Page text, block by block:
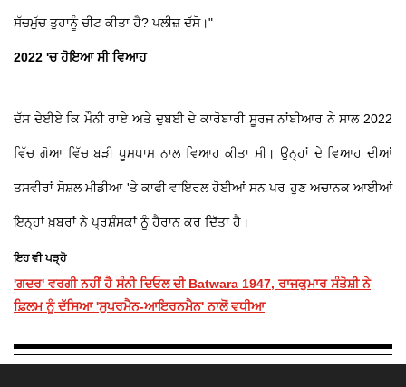
ਸੱਚਮੁੱਚ ਤੁਹਾਨੂੰ ਚੀਟ ਕੀਤਾ ਹੈ? ਪਲੀਜ਼ ਦੱਸੋ।"
2022 'ਚ ਹੋਇਆ ਸੀ ਵਿਆਹ
ਦੱਸ ਦੇਈਏ ਕਿ ਮੌਨੀ ਰਾਏ ਅਤੇ ਦੁਬਈ ਦੇ ਕਾਰੋਬਾਰੀ ਸੂਰਜ ਨਾਂਬੀਆਰ ਨੇ ਸਾਲ 2022
ਵਿੱਚ ਗੋਆ ਵਿੱਚ ਬੜੀ ਧੂਮਧਾਮ ਨਾਲ ਵਿਆਹ ਕੀਤਾ ਸੀ। ਉਨ੍ਹਾਂ ਦੇ ਵਿਆਹ ਦੀਆਂ
ਤਸਵੀਰਾਂ ਸੋਸ਼ਲ ਮੀਡੀਆ 'ਤੇ ਕਾਫੀ ਵਾਇਰਲ ਹੋਈਆਂ ਸਨ ਪਰ ਹੁਣ ਅਚਾਨਕ ਆਈਆਂ
ਇਨ੍ਹਾਂ ਖ਼ਬਰਾਂ ਨੇ ਪ੍ਰਸ਼ੰਸਕਾਂ ਨੂੰ ਹੈਰਾਨ ਕਰ ਦਿੱਤਾ ਹੈ।
ਇਹ ਵੀ ਪੜ੍ਹੋ
'ਗਦਰ' ਵਰਗੀ ਨਹੀਂ ਹੈ ਸੰਨੀ ਦਿਓਲ ਦੀ Batwara 1947, ਰਾਜਕੁਮਾਰ ਸੰਤੋਸ਼ੀ ਨੇ
ਫ਼ਿਲਮ ਨੂੰ ਦੱਸਿਆ 'ਸੁਪਰਮੈਨ-ਆਇਰਨਮੈਨ' ਨਾਲੋਂ ਵਧੀਆ